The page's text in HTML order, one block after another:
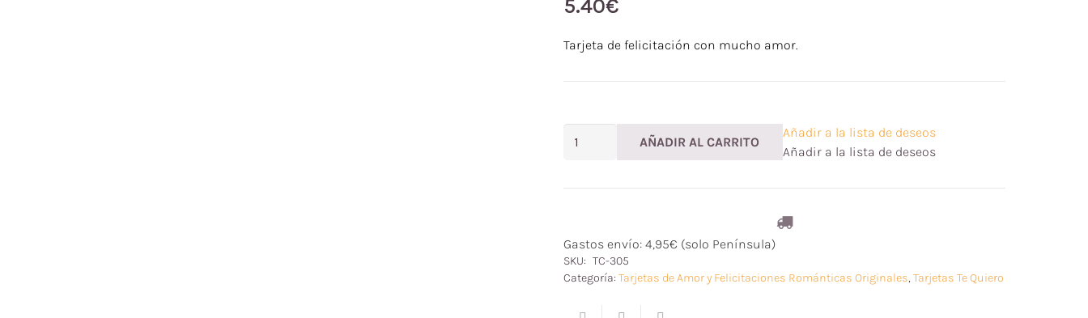
5.40€
Tarjeta de felicitación con mucho amor.
Junt@s
yo
cantidad
AÑADIR AL CARRITO
Añadir a la lista de deseos
Añadir a la lista de deseos
Gastos envío: 4,95€ (solo Península)
SKU: TC-305
Categoría: Tarjetas de Amor y Felicitaciones Románticas Originales, Tarjetas Te Quiero